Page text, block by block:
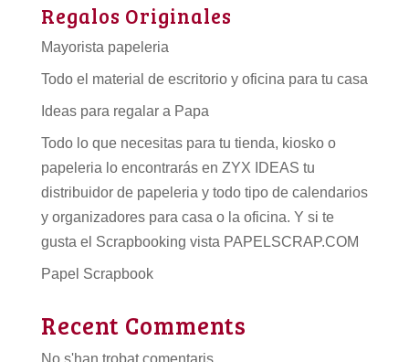
Regalos Originales
Mayorista papeleria
Todo el material de escritorio y oficina para tu casa
Ideas para regalar a Papa
Todo lo que necesitas para tu tienda, kiosko o
papeleria lo encontrarás en ZYX IDEAS tu
distribuidor de papeleria y todo tipo de calendarios
y organizadores para casa o la oficina. Y si te
gusta el Scrapbooking vista PAPELSCRAP.COM
Papel Scrapbook
Recent Comments
No s'han trobat comentaris.